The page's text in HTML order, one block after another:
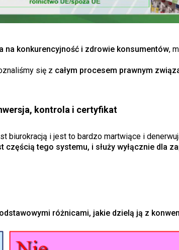
na konkurencyjność i zdrowie konsumentów,
się z całym procesem prawnym
kontrola i certyfikat
i jest to bardzo martwiące i
częścią tego systemu, i służy wyłącznie dla
różnicami, jakie dzielą ją z